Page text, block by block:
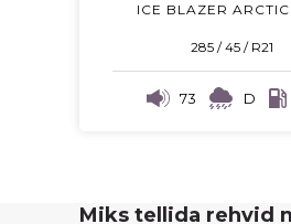
ICE BLAZER
285 / 45 / R21
73 D
Miks tellida rehvid